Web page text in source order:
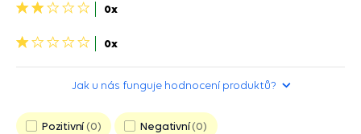
2
0x
1
0x
Jak u nás funguje hodnocení produktů?
Pozitivní 0 Negativní 0